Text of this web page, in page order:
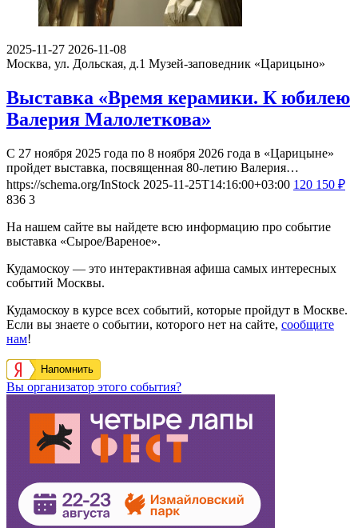
2025-11-27 2026-11-08
Москва, ул. Дольская, д.1 Музей-заповедник «Царицыно»
Выставка «Время керамики. К юбилею
Валерия Малолеткова»
С 27 ноября 2025 года по 8 ноября 2026 года в «Царицыне»
пройдет выставка, посвященная 80-летию Валерия…
https://schema.org/InStock 2025-11-25T14:16:00+03:00 120 150 ₽
836 3
На нашем сайте вы найдете всю информацию про событие
выставка «Сырое/Вареное».
Кудамоскоу — это интерактивная афиша самых интересных
событий Москвы.
Кудамоскоу в курсе всех событий, которые пройдут в Москве.
Если вы знаете о событии, которого нет на сайте, сообщите
нам!
Напомнить
Вы организатор этого события?